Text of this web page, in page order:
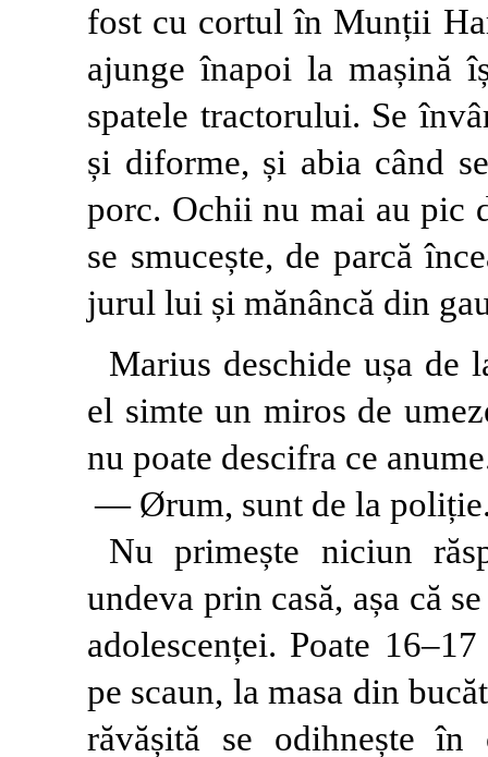
fost cu cortul în Munții
ajunge înapoi la mașină
spatele tractorului. Se
și diforme, și abia când
porc. Ochii nu mai au pic
se smucește, de parcă
jurul lui și mănâncă din
Marius deschide ușa de
el simte un miros de
nu poate descifra ce
— Ørum, sunt de la
Nu primește niciun
undeva prin casă, așa că
adolescenței. Poate
pe scaun, la masa din
răvășită se odihnește